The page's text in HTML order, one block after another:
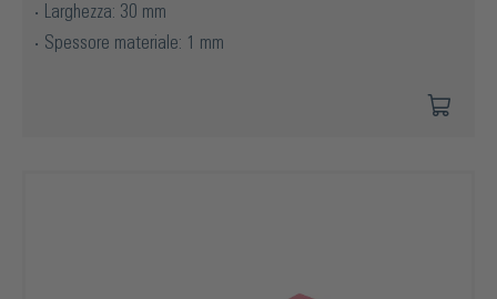
Larghezza: 30 mm
Spessore materiale: 1 mm